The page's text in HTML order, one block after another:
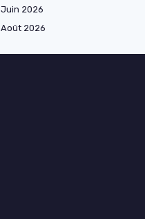
Juin 2026
Août 2026